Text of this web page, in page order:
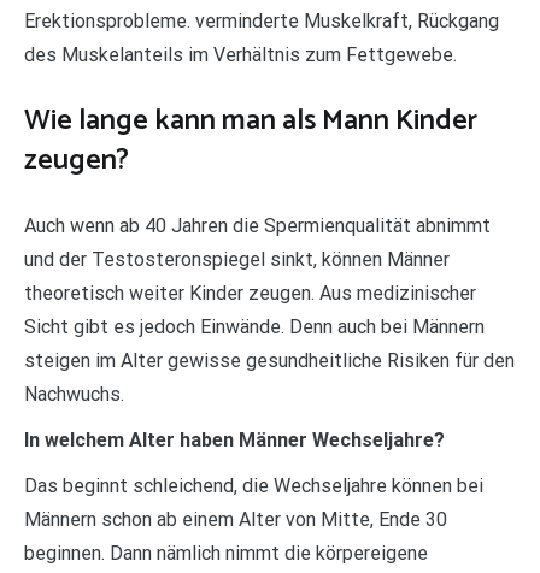
Erektionsprobleme. verminderte Muskelkraft, Rückgang
des Muskelanteils im Verhältnis zum Fettgewebe.
Wie lange kann man als Mann Kinder
zeugen?
Auch wenn ab 40 Jahren die Spermienqualität abnimmt
und der Testosteronspiegel sinkt, können Männer
theoretisch weiter Kinder zeugen. Aus medizinischer
Sicht gibt es jedoch Einwände. Denn auch bei Männern
steigen im Alter gewisse gesundheitliche Risiken für den
Nachwuchs.
In welchem Alter haben Männer Wechseljahre?
Das beginnt schleichend, die Wechseljahre können bei
Männern schon ab einem Alter von Mitte, Ende 30
beginnen. Dann nämlich nimmt die körpereigene